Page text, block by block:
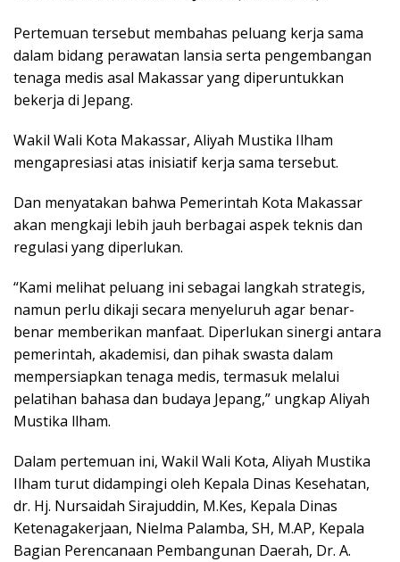
Pertemuan tersebut membahas peluang kerja sama
dalam bidang perawatan lansia serta pengembangan
tenaga medis asal Makassar yang diperuntukkan
bekerja di Jepang.
Wakil Wali Kota Makassar, Aliyah Mustika Ilham
mengapresiasi atas inisiatif kerja sama tersebut.
Dan menyatakan bahwa Pemerintah Kota Makassar
akan mengkaji lebih jauh berbagai aspek teknis dan
regulasi yang diperlukan.
“Kami melihat peluang ini sebagai langkah strategis,
namun perlu dikaji secara menyeluruh agar benar-
benar memberikan manfaat. Diperlukan sinergi antara
pemerintah, akademisi, dan pihak swasta dalam
mempersiapkan tenaga medis, termasuk melalui
pelatihan bahasa dan budaya Jepang,” ungkap Aliyah
Mustika llham.
Dalam pertemuan ini, Wakil Wali Kota, Aliyah Mustika
Ilham turut didampingi oleh Kepala Dinas Kesehatan,
dr. Hj. Nursaidah Sirajuddin, M.Kes, Kepala Dinas
Ketenagakerjaan, Nielma Palamba, SH, M.AP, Kepala
Bagian Perencanaan Pembangunan Daerah, Dr. A.